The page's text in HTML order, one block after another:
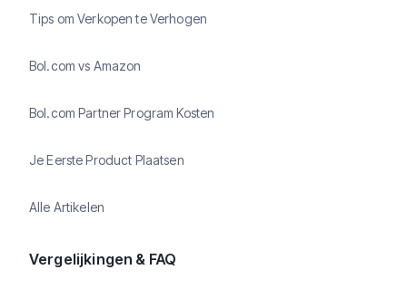
Tips om Verkopen te Verhogen
Bol.com vs Amazon
Bol.com Partner Program Kosten
Je Eerste Product Plaatsen
Alle Artikelen
Vergelijkingen & FAQ